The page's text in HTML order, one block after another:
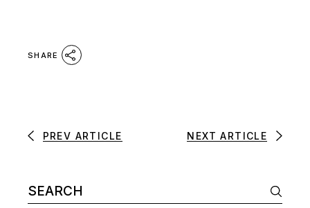
SHARE
PREV ARTICLE NEXT ARTICLE